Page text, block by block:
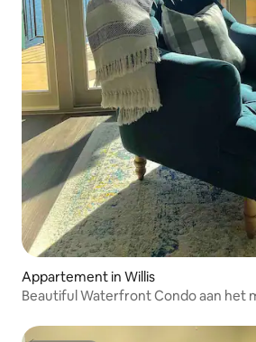
Appartement in Willis
Beautiful Waterfront Condo aan het